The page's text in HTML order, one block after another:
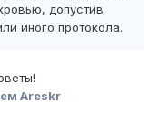
допустив
иного протокола.
Areskr